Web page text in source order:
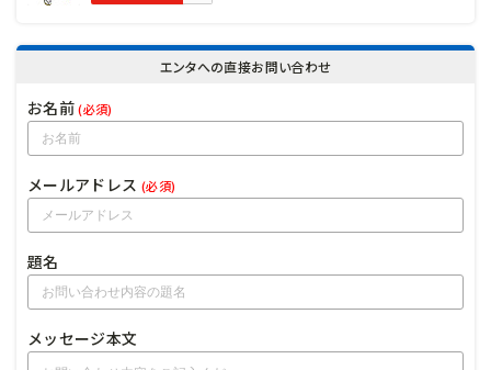
エンタへの直接お問い合わせ
お名前(必須)
メールアドレス (必須)
題名
メッセージ本文